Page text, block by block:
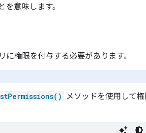
意味します。
権限を付与する必要があります。
メソッドを使用して権